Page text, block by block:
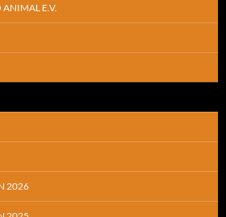
E.V.
2026